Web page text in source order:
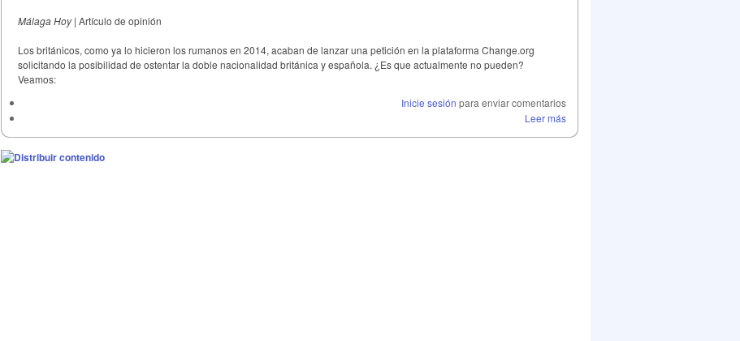
Málaga Hoy| Artículo de opinión
Los británicos, como ya lo hicieron los rumanos en 2014, acaban de lanzar una petición en la plataforma Change.org
solicitando la posibilidad de ostentar la doble nacionalidad británica y española. ¿Es que actualmente no pueden?
Veamos:
Inicie sesión para enviar comentarios
Leer más